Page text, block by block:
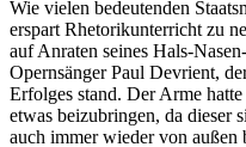
Wie vielen bedeutenden
erspart Rhetorikunterricht zu
auf Anraten seines Hals-
Opernsänger Paul Devrient,
Erfolges stand. Der Arme
etwas beizubringen, da dieser
auch immer wieder von außen